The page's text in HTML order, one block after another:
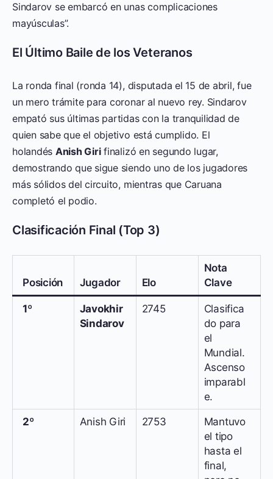
Sindarov se embarcó en unas complicaciones
mayúsculas”.
El Último Baile de los Veteranos
La ronda final (ronda 14), disputada el 15 de abril, fue
un mero trámite para coronar al nuevo rey. Sindarov
empató sus últimas partidas con la tranquilidad de
quien sabe que el objetivo está cumplido. El
holandés Anish Girifinalizó en segundo lugar,
demostrando que sigue siendo uno de los jugadores
más sólidos del circuito, mientras que Caruana
completó el podio.
Clasificación Final (Top 3)
Posición Jugador Elo
Nota
Clave
1º
Javokhir
Sindarov
2745
Clasifica
do para
el
Mundial.
Ascenso
imparabl
e.
2º Anish Giri 2753
Mantuvo
el tipo
hasta el
final,